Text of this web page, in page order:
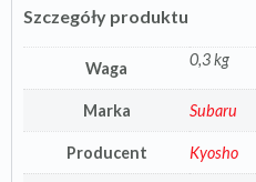
Szczegóły produktu
Waga 0,3 kg
Marka Subaru
Producent Kyosho